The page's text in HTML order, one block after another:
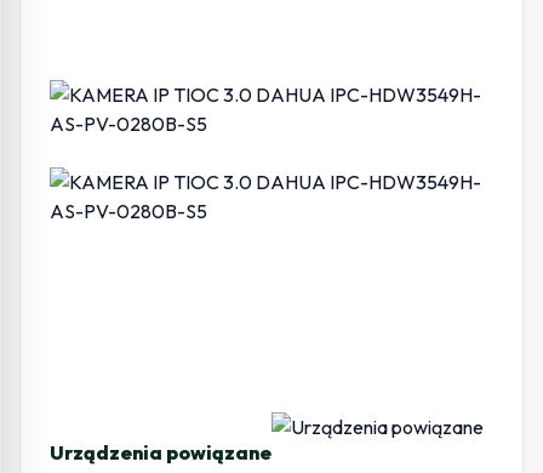
Urządzenia powiązane